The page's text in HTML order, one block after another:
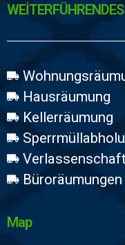
WEİTERFÜHRENDES
Hausräumung
Kellerräumung
Büroräumungen
Map